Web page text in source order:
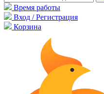
Время работы
Вход / Регистрация
Корзина